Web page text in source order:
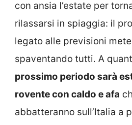
con ansia l’estate per
rilassarsi in spiaggia: il
legato alle previsioni
spaventando tutti. A
prossimo periodo sarà
rovente con caldo e afa
abbatteranno sull’Italia a